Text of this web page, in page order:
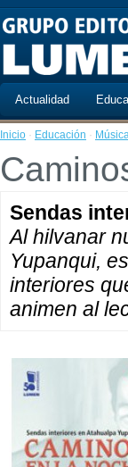
Actualidad
Inicio · Educación ·
Sendas
Al hilvanar
Yupanqui,
interiores
animen al